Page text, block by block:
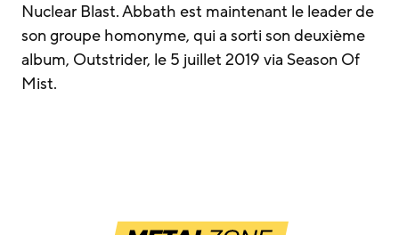
Nuclear Blast. Abbath est maintenant le leader de
son groupe homonyme, qui a sorti son deuxième
album, Outstrider, le 5 juillet 2019 via Season Of
Mist.